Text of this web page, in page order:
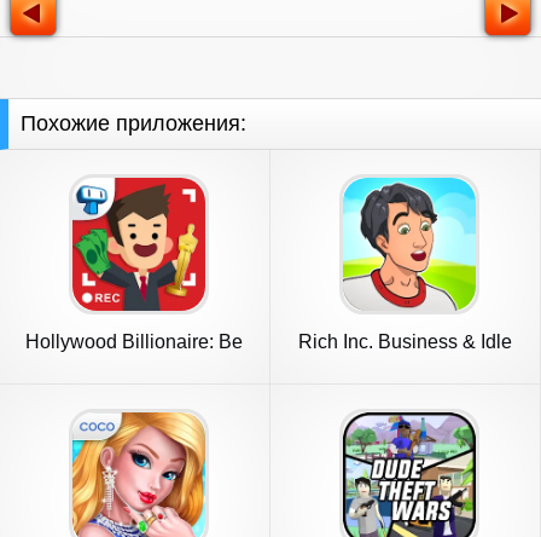
Похожие приложения:
Hollywood Billionaire: Be
Rich Inc. Business & Idle